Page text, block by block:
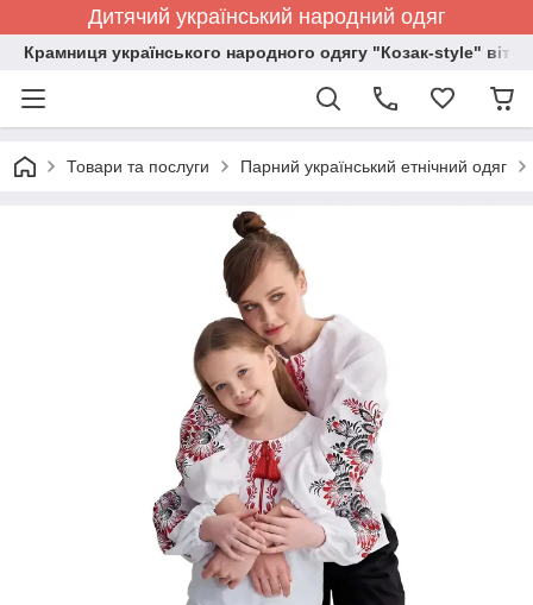
Дитячий український народний одяг
Крамниця українського народного одягу "Козак-style"
Товари та послуги Парний український етнічний одяг